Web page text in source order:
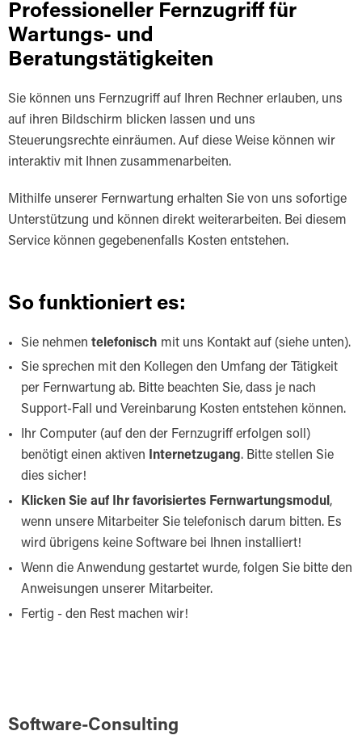
Professioneller Fernzugriff für
Wartungs- und
Beratungstätigkeiten
Sie können uns Fernzugriff auf Ihren Rechner erlauben, uns
auf ihren Bildschirm blicken lassen und uns
Steuerungsrechte einräumen. Auf diese Weise können wir
interaktiv mit Ihnen zusammenarbeiten.
Mithilfe unserer Fernwartung erhalten Sie von uns sofortige
Unterstützung und können direkt weiterarbeiten. Bei diesem
Service können gegebenenfalls Kosten entstehen.
So funktioniert es:
Sie nehmen telefonisch mit uns Kontakt auf (siehe unten).
Sie sprechen mit den Kollegen den Umfang der Tätigkeit
per Fernwartung ab. Bitte beachten Sie, dass je nach
Support-Fall und Vereinbarung Kosten entstehen können.
Ihr Computer (auf den der Fernzugriff erfolgen soll)
benötigt einen aktiven Internetzugang. Bitte stellen Sie
dies sicher!
Klicken Sie auf Ihr favorisiertes Fernwartungsmodul ,
wenn unsere Mitarbeiter Sie telefonisch darum bitten. Es
wird übrigens keine Software bei Ihnen installiert!
Wenn die Anwendung gestartet wurde, folgen Sie bitte den
Anweisungen unserer Mitarbeiter.
Fertig - den Rest machen wir!
Software-Consulting